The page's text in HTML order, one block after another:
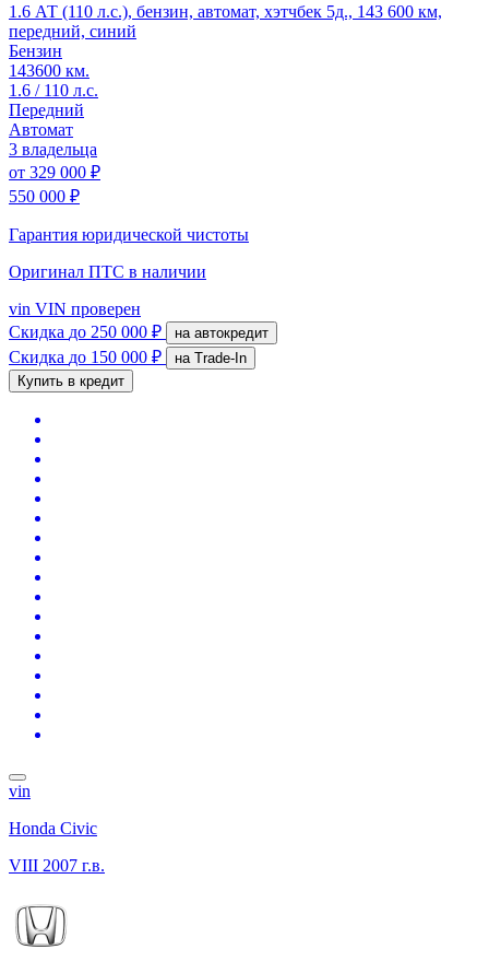
1.6 АТ (110 л.с.), бензин, автомат, хэтчбек 5д., 143 600 км,
передний, синий
Бензин
143600 км.
1.6 / 110 л.с.
Передний
Автомат
3 владельца
от 329 000 ₽
550 000 ₽
Гарантия юридической чистоты
Оригинал ПТС в наличии
vin VIN проверен
Скидка до 250 000 ₽ на автокредит
Скидка до 150 000 ₽
на Trade-In
Купить в кредит
vin
Honda Civic
VIII 2007 г.в.